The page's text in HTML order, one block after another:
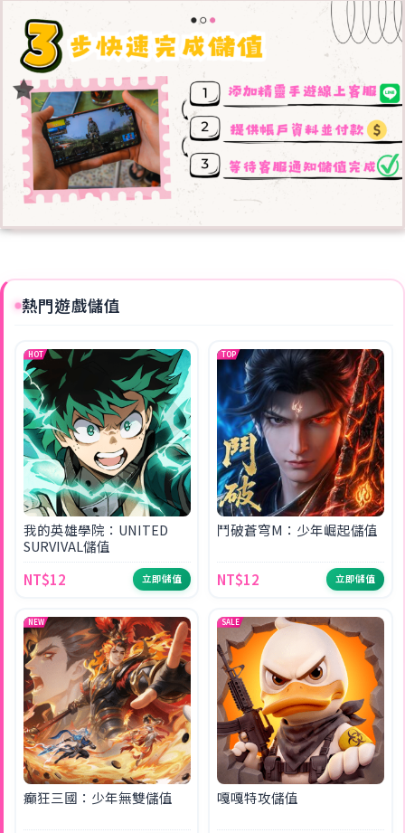
熱門遊戲儲值
HOT
我的英雄學院：UNITED
SURVIVAL儲值
NT$12
立即儲值
TOP
鬥破蒼穹M：少年崛起儲值
NT$12 立即儲值
NEW
癲狂三國：少年無雙儲值
SALE
嘎嘎特攻儲值